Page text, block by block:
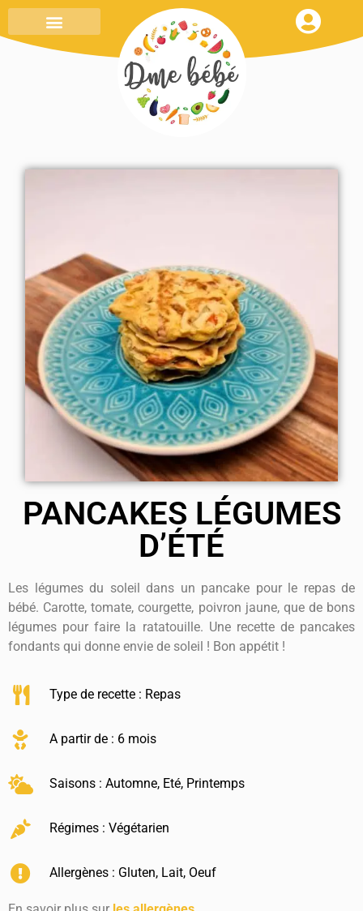
PANCAKES LÉGUMES
D’ÉTÉ
Les légumes du soleil dans un pancake pour le repas de
bébé. Carotte, tomate, courgette, poivron jaune, que de bons
légumes pour faire la ratatouille. Une recette de pancakes
fondants qui donne envie de soleil ! Bon appétit !
Type de recette : Repas
A partir de : 6 mois
Saisons :Automne, Eté, Printemps
Régimes :Végétarien
Allergènes : Gluten, Lait, Oeuf